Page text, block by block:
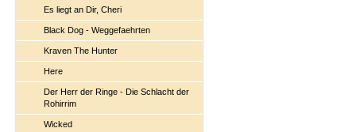
Es liegt an Dir, Cheri
Black Dog - Weggefaehrten
Kraven The Hunter
Here
Der Herr der Ringe - Die Schlacht der
Rohirrim
Wicked